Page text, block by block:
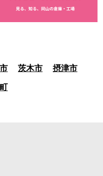
茨木市 摂津市